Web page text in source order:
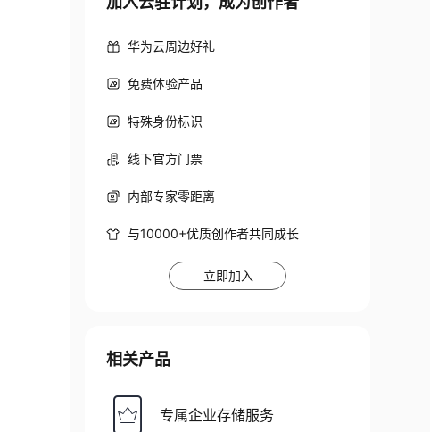
华为云周边好礼
免费体验产品
特殊身份标识
线下官方门票
内部专家零距离
与10000+优质创作者共同成长
立即加入
相关产品
专属企业存储服务